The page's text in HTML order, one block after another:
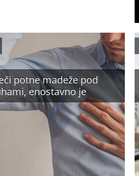
potne madeže pod
enostavno je